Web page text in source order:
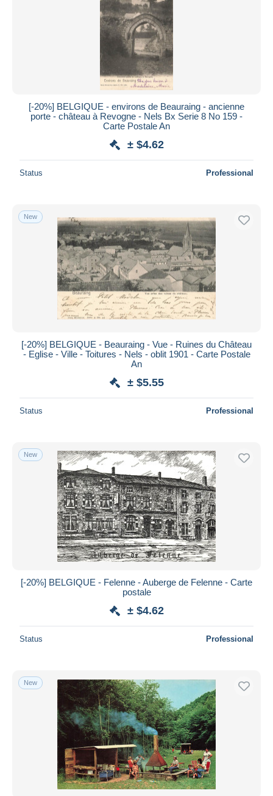
[-20%] BELGIQUE - environs de Beauraing - ancienne
porte - château à Revogne - Nels Bx Serie 8 No 159 -
Carte Postale An
± $4.62
Status Professional
New
[-20%] BELGIQUE - Beauraing - Vue - Ruines du Château
- Eglise - Ville - Toitures - Nels - oblit 1901 - Carte Postale
An
± $5.55
Status Professional
New
[-20%] BELGIQUE - Felenne - Auberge de Felenne - Carte
postale
± $4.62
Status Professional
New